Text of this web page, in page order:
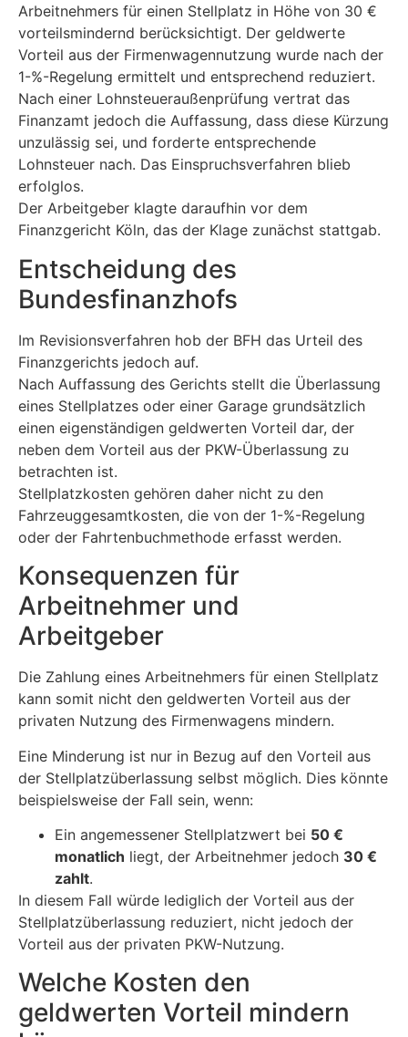
Arbeitnehmers für einen Stellplatz in Höhe von 30 €
vorteilsmindernd berücksichtigt. Der geldwerte
Vorteil aus der Firmenwagennutzung wurde nach der
1-%-Regelung ermittelt und entsprechend reduziert.
Nach einer Lohnsteueraußenprüfung vertrat das
Finanzamt jedoch die Auffassung, dass diese Kürzung
unzulässig sei, und forderte entsprechende
Lohnsteuer nach. Das Einspruchsverfahren blieb
erfolglos.
Der Arbeitgeber klagte daraufhin vor dem
Finanzgericht Köln, das der Klage zunächst stattgab.
Entscheidung des
Bundesfinanzhofs
Im Revisionsverfahren hob der BFH das Urteil des
Finanzgerichts jedoch auf.
Nach Auffassung des Gerichts stellt die Überlassung
eines Stellplatzes oder einer Garage grundsätzlich
einen eigenständigen geldwerten Vorteil dar, der
neben dem Vorteil aus der PKW-Überlassung zu
betrachten ist.
Stellplatzkosten gehören daher nicht zu den
Fahrzeuggesamtkosten, die von der 1-%-Regelung
oder der Fahrtenbuchmethode erfasst werden.
Konsequenzen für
Arbeitnehmer und
Arbeitgeber
Die Zahlung eines Arbeitnehmers für einen Stellplatz
kann somit nicht den geldwerten Vorteil aus der
privaten Nutzung des Firmenwagens mindern.
Eine Minderung ist nur in Bezug auf den Vorteil aus
der Stellplatzüberlassung selbst möglich. Dies könnte
beispielsweise der Fall sein, wenn:
Ein angemessener Stellplatzwert bei 50 €
monatlich liegt, der Arbeitnehmer jedoch 30 €
zahlt.
In diesem Fall würde lediglich der Vorteil aus der
Stellplatzüberlassung reduziert, nicht jedoch der
Vorteil aus der privaten PKW-Nutzung.
Welche Kosten den
geldwerten Vorteil mindern